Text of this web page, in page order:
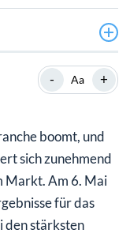
glänzt
für private
- Aa +
boomt, und
sich zunehmend
Markt. Am 6. Mai
für das
den stärksten